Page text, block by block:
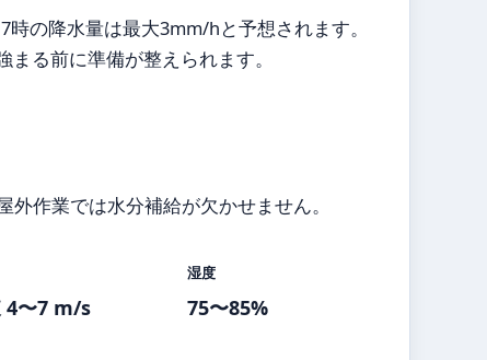
の降水量は最大3mm/hと予想されます。
る前に準備が整えられます。
作業では水分補給が欠かせません。
4〜7 m/s
湿度
75〜85%